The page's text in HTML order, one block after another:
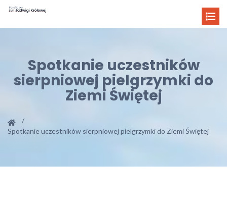
Spotkanie uczestników
sierpniowej pielgrzymki do
Ziemi Świętej
Spotkanie uczestników sierpniowej pielgrzymki do Ziemi Świętej